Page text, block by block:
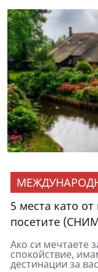
5 места като
посетите
Ако си мечтаете
спокойствие,
дестинации за